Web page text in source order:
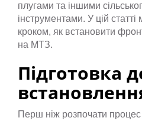
плугами та іншими
інструментами. У цій
кроком, як встановити
на МТЗ.
Підготовка
Перш ніж розпочати